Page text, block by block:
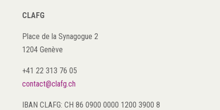
CLAFG
Place de la Synagogue 2
1204 Genève
+41 22 313 76 05
contact@clafg.ch
IBAN CLAFG: CH 86 0900 0000 1200 3900 8